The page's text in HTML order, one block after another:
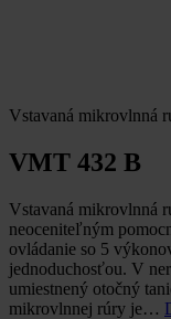
Vstavaná mikrovlnná
VMT 432 B
Vstavaná mikrovlnná
neoceniteľným
ovládanie so 5
jednoduchosťou. V
umiestnený otočný
mikrovlnnej rúry je…